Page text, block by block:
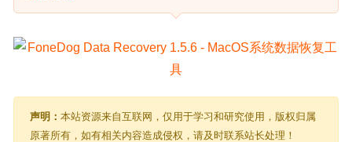
声明： 本站资源来自互联网，仅用于学习和研究使用，版权归属
原著所有，如有相关内容造成侵权，请及时联系站长处理！